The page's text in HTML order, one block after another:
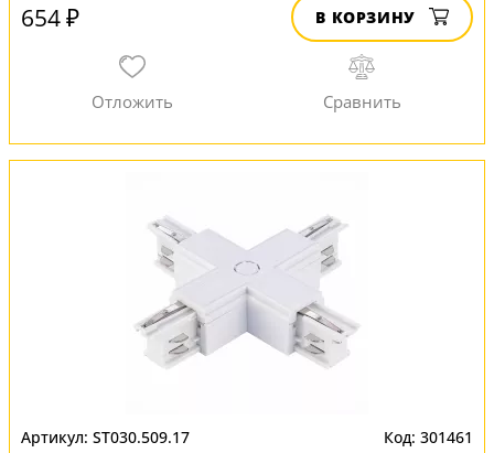
654 ₽ В КОРЗИНУ
ST030.509.17 301461